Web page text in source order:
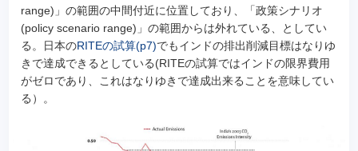
range)」の範囲の中間付近に位置しており、「政策シナリオ
(policy scenario range)」の範囲からは外れている、としてい
る。日本のRITEの試算(p7)でもインドの排出削減目標はなりゆ
きで達成できるとしている(RITEの試算ではインドの限界費用
がゼロであり、これはなりゆきで達成出来ることを意味してい
る）。